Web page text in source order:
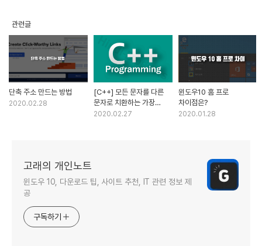
관련글
단축 주소 만드는 방법
2020.02.28
[C++] 모든 문자를 다른
문자로 치환하는 가장
효과적인 방법
2020.02.27
윈도우10 홈 프로
차이점은?
2020.01.28
고래의 개인노트
윈도우 10, 다운로드 팁, 사이트 추천, IT 관련 정보 제
공
구독하기